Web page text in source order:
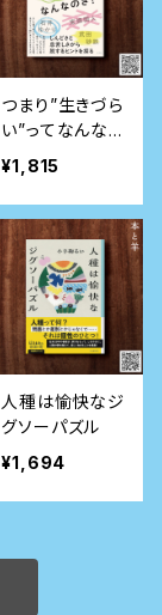
つまり”生きづら
い”ってなんなの
さ？
¥1,815
人種は愉快なジ
グソーパズル
¥1,694